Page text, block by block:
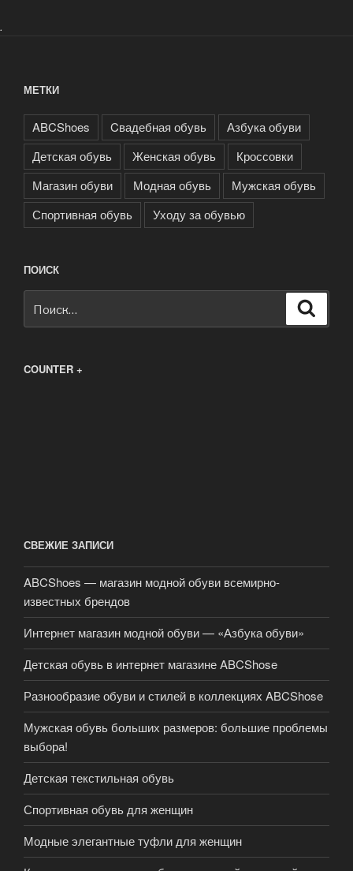
.
МЕТКИ
ABCShoes Cвадебная обувь
Азбука обуви
Детская обувь
Женская обувь
Кроссовки
Магазин обуви
Модная обувь
Мужская обувь
Спортивная обувь
Уходу за обувью
ПОИСК
COUNTER +
СВЕЖИЕ ЗАПИСИ
ABCShoes — магазин модной обуви всемирно-
известных брендов
Интернет магазин модной обуви — «Азбука обуви»
Детская обувь в интернет магазине ABCShose
Разнообразие обуви и стилей в коллекциях ABCShose
Мужская обувь больших размеров: большие проблемы
выбора!
Детская текстильная обувь
Спортивная обувь для женщин
Модные элегантные туфли для женщин